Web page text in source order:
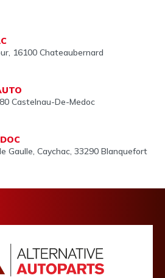
16100 Chateaubernard
Castelnau-De-Medoc
Gaulle, Caychac, 33290 Blanquefort